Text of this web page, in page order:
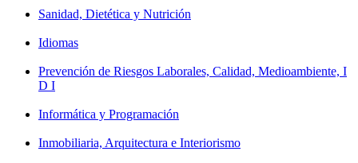
Sanidad, Dietética y Nutrición
Idiomas
Prevención de Riesgos Laborales, Calidad, Medioambiente, I
D I
Informática y Programación
Inmobiliaria, Arquitectura e Interiorismo